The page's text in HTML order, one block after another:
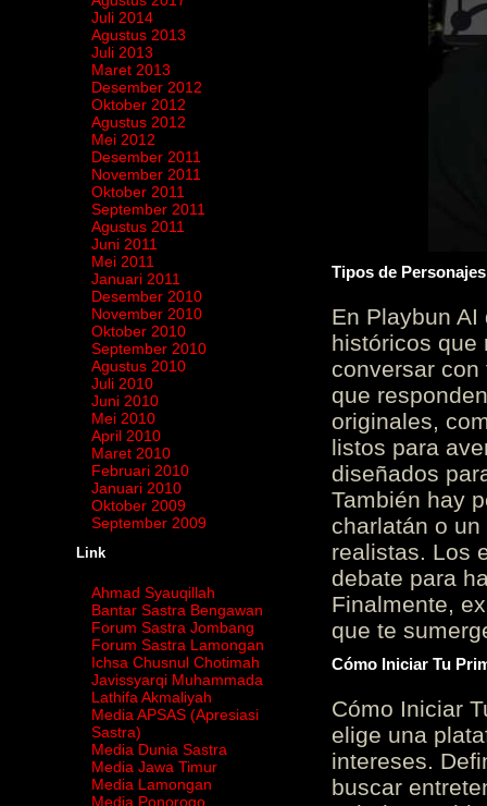
Juli 2014
Agustus 2013
Juli 2013
Maret 2013
Desember 2012
Oktober 2012
Agustus 2012
Mei 2012
Desember 2011
November 2011
Oktober 2011
September 2011
Agustus 2011
Juni 2011
Mei 2011
Januari 2011
Desember 2010
November 2010
Oktober 2010
September 2010
Agustus 2010
Juli 2010
Juni 2010
Mei 2010
April 2010
Maret 2010
Februari 2010
Januari 2010
Oktober 2009
September 2009
Link
Ahmad Syauqillah
Bantar Sastra Bengawan
Forum Sastra Jombang
Forum Sastra Lamongan
Ichsa Chusnul Chotimah
Javissyarqi Muhammada
Lathifa Akmaliyah
Media APSAS (Apresiasi
Sastra)
Media Dunia Sastra
Media Jawa Timur
Media Lamongan
Media Ponorogo
Tipos de
En Playbun
históricos que
conversar
que
originales,
listos para
diseñados
También hay
charlatán o
realistas. Los
debate para
Finalmente,
que te
Cómo Iniciar Tu
Cómo Iniciar
elige una
intereses.
buscar